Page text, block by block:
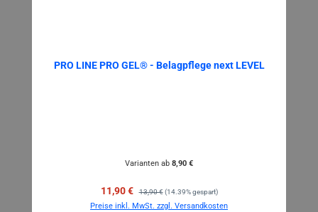
PRO LINE PRO GEL® - Belagpflege next LEVEL
Varianten ab 8,90 €
Verkaufspreis:
11,90 € Regulärer Preis:
13,90 € (14.39% gespart)
Preise inkl. MwSt. zzgl. Versandkosten